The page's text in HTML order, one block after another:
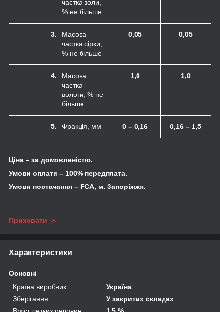
частка золи,
% не більше
3.
Масова
частка сірки,
% не більше
0,05 0,05
4.
Масова
частка
вологи, % не
більше
1,0 1,0
5. Фракція, мм 0 – 0,16 0,16 – 1,5
Ціна – за домовленістю.
Умови оплати – 100% передплата.
Умови постачання – FCA, м. Запоріжжя.
Приховати
Характеристики
Основні
Країна виробник
Україна
Зберігання
У закритих складах
Вміст летких речовин
1.5 %